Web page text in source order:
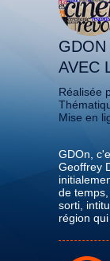
GDON
AVEC
Réalisée
Mise en
GDOn,
Geoffrey
de
sorti,
région